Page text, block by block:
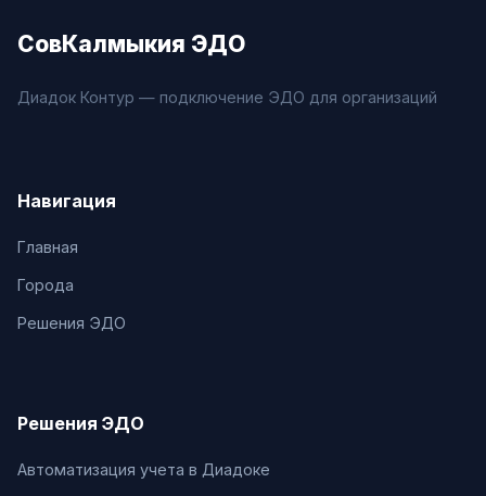
СовКалмыкия ЭДО
Диадок Контур — подключение ЭДО для организаций
Навигация
Главная
Города
Решения ЭДО
Решения ЭДО
Автоматизация учета в Диадоке